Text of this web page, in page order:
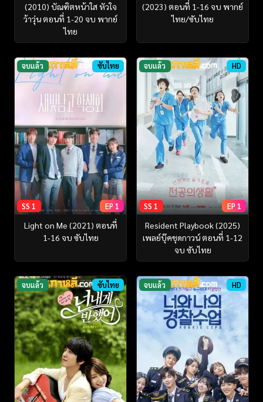
(2010) บัณฑิตหน้าใส หัวใจ
ว้าวุ่น ตอนที่ 1-20 จบ พากย์
ไทย
(2023) ตอนที่ 1-16 จบ พากย์
ไทย/ซับไทย
จบแล้ว ซับไทย
SS 1 EP 1
Light on Me (2021) ตอนที่
1-16 จบ ซับไทย
จบแล้ว HD
SS 1 EP 1
Resident Playbook (2025)
เพลย์บุ๊คชุดกาวน์ ตอนที่ 1-12
จบ ซับไทย
จบแล้ว ซับไทย จบแล้ว HD